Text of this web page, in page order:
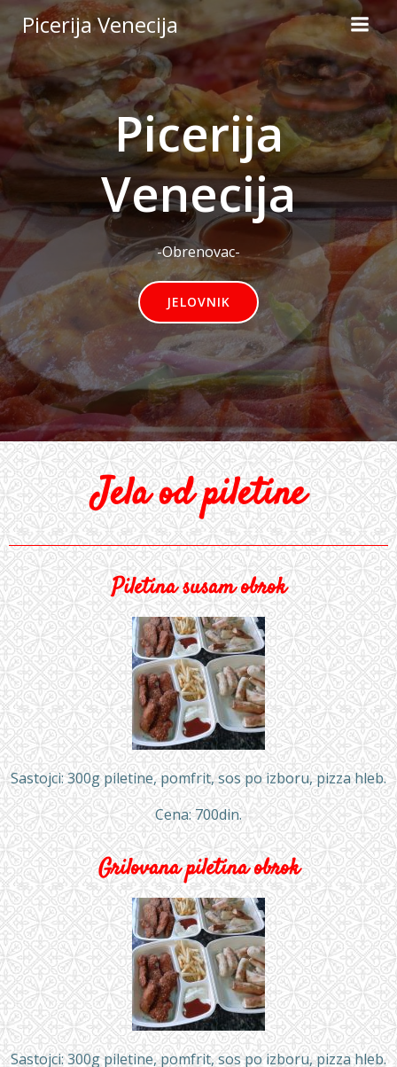
Picerija Venecija
Picerija
Venecija
-Obrenovac-
JELOVNIK
Jela od piletine
Piletina susam obrok
Sastojci: 300g piletine, pomfrit, sos po izboru, pizza hleb.
Cena: 700din.
Grilovana piletina obrok
Sastojci: 300g piletine, pomfrit, sos po izboru, pizza hleb.